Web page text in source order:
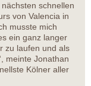
schnellen
von Valencia in
musste mich
ein ganz langer
zu laufen und als
meinte Jonathan
Kölner aller